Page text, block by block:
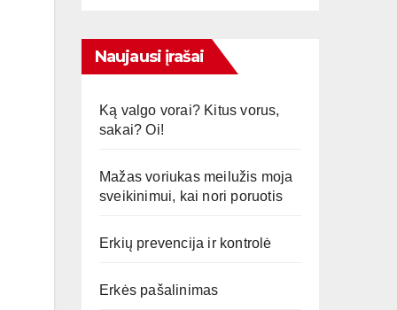
Naujausi įrašai
Ką valgo vorai? Kitus vorus,
sakai? Oi!
Mažas voriukas meilužis moja
sveikinimui, kai nori poruotis
Erkių prevencija ir kontrolė
Erkės pašalinimas